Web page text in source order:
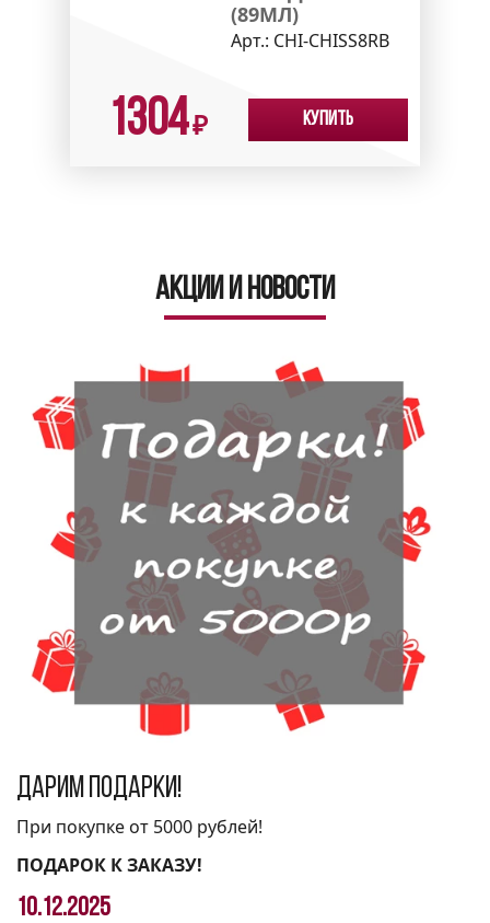
(89МЛ)
Арт.: CHI-CHISS8RB
1304₽ Купить
Акции и новости
Дарим подарки!
При покупке от 5000 рублей!
ПОДАРОК К ЗАКАЗУ!
10.12.2025